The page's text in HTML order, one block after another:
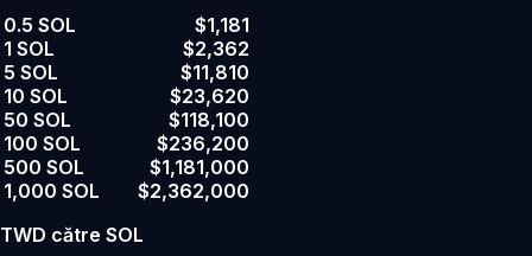
0.5 SOL
$1,181
1 SOL
$2,362
5 SOL
$11,810
10 SOL
$23,620
50 SOL
$118,100
100 SOL
$236,200
500 SOL
$1,181,000
1,000 SOL
$2,362,000
TWD către SOL